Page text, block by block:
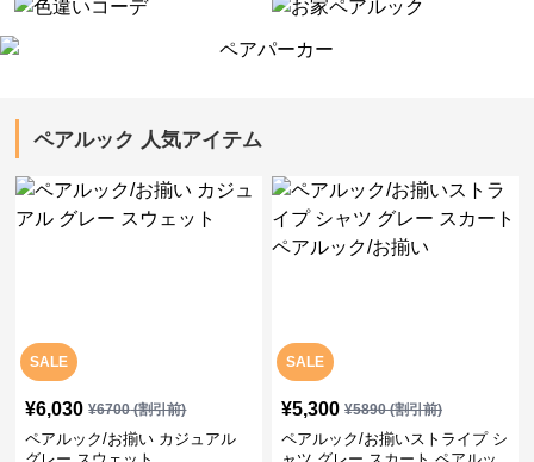
ペアルック 人気アイテム
SALE
¥6,030 ¥6700(割引前)
ペアルック/お揃い カジュアル
SALE
¥5,300 ¥5890(割引前)
ペアルック/お揃いストライプ シ